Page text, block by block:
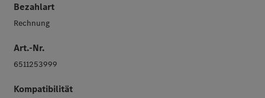
Bezahlart
Rechnung
Art.-Nr.
6511253999
Kompatibilität